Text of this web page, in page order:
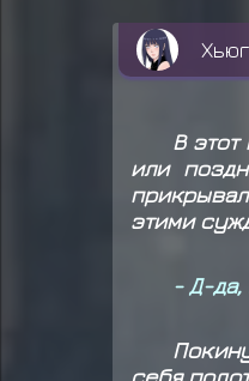
В
или
этими
- Д-да,